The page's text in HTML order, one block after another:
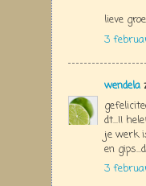
lieve
3
wendela
dt...!!
je werk
en
3